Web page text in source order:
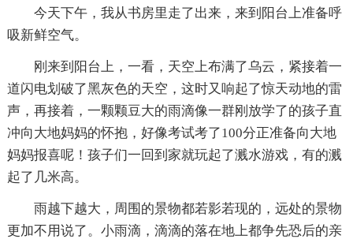
今天下午，我从书房里走了出来，来到阳台上准备呼
吸新鲜空气。
刚来到阳台上，一看，天空上布满了乌云，紧接着一
道闪电划破了黑灰色的天空，这时又响起了惊天动地的雷
声，再接着，一颗颗豆大的雨滴像一群刚放学了的孩子直
冲向大地妈妈的怀抱，好像考试考了100分正准备向大地
妈妈报喜呢！孩子们一回到家就玩起了溅水游戏，有的溅
起了几米高。
雨越下越大，周围的景物都若影若现的，远处的景物
更加不用说了。小雨滴，滴滴的落在地上都争先恐后的亲